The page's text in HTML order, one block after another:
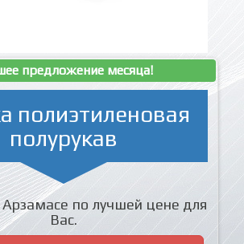
предложение месяца!
полиэтиленовая
полурукав
по лучшей цене для
Вас.